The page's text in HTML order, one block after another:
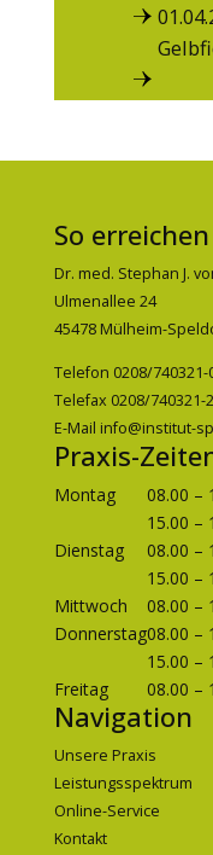
So
Dr. med. Stephan J.
Ulmenallee 24
45478 Mülheim-
Telefon 0208/740321-
Telefax 0208/740321-
E-Mail info@institut-
Praxis-
Montag
08.00 –
15.00 –
Dienstag
08.00 –
15.00 –
Mittwoch
08.00 –
Donnerstag08.00 –
15.00 –
Freitag
08.00 –
Navigation
Unsere Praxis
Leistungsspektrum
Online-Service
Kontakt